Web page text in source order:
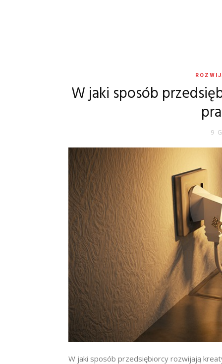
W jaki sposób
9
W jaki sposób przedsiębiorcy rozwijają